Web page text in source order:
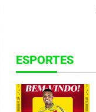
ESPORTES